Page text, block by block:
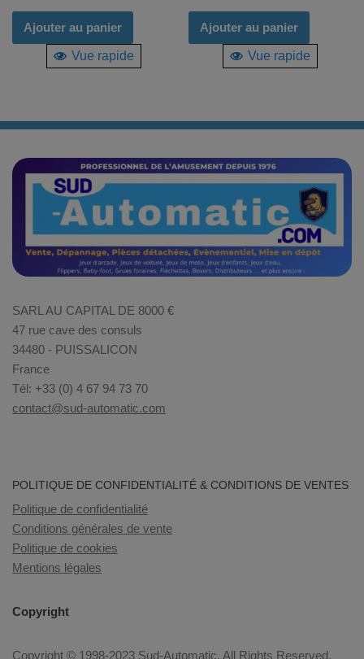
Ajouter au panier
Vue rapide
Ajouter au panier
Vue rapide
SARL AU CAPITAL DE 8000 €
47 rue cave des consuls
34480 - PUISSALICON
France
Tél: +33 (0) 4 67 94 73 70
contact@sud-automatic.com
POLITIQUE DE CONFIDENTIALITÉ & CONDITIONS DE VENTES
Politique de confidentialité
Conditions générales de vente
Politique de cookies
Mentions légales
Copyright
Copyright © 1998-2023 Sud-Automatic. All Rights Reserved.